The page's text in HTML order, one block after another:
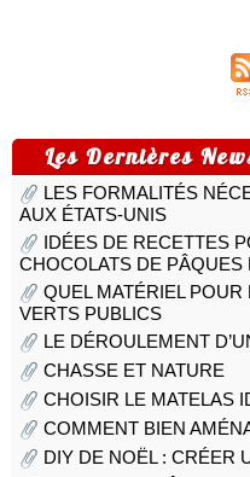
Les Dernières
LES FORMALITÉS
AUX ÉTATS-UNIS
IDÉES DE RECETTES
CHOCOLATS DE PÂQUES
QUEL MATÉRIEL
VERTS PUBLICS
LE DÉROULEMENT
CHASSE ET NATURE
CHOISIR LE MATELAS
COMMENT BIEN
DIY DE NOËL : CRÉER